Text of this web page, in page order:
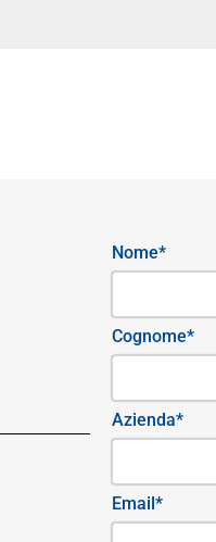
Nome*
Cognome*
Azienda*
Email*